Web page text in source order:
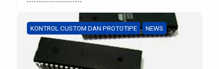
Anda gunakan di rumah dan sinyal GSM di ponsel
Anda sebenarnya menggunakan prinsip dasar yang
sama dengan radio FM […]
KONTROL CUSTOM DAN PROTOTIPE NEWS